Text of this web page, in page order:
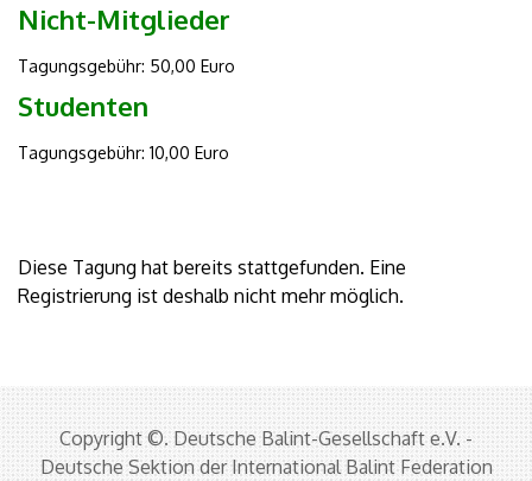
Nicht-Mitglieder
Tagungsgebühr: 50,00 Euro
Studenten
Tagungsgebühr: 10,00 Euro
Diese Tagung hat bereits stattgefunden. Eine
Registrierung ist deshalb nicht mehr möglich.
Copyright ©. Deutsche Balint-Gesellschaft e.V. -
Deutsche Sektion der International Balint Federation